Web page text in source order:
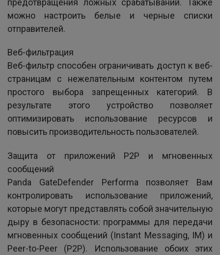
можно настроить белые и черные списки
отправителей.
Веб-фильтрация
Веб-фильтр способен ограничивать доступ к веб-
страницам с нежелательным контентом путем
простого выбора запрещенных категорий. В
результате этого устройство позволяет
оптимизировать использование ресурсов и
повысить производительность пользователей.
Защита от приложений P2P и мгновенных
сообщений
Panda GateDefender Performa позволяет Вам
контролировать использование приложений,
которые могут представлять собой значительную
дыру в безопасности: программы для передачи
мгновенных сообщений (Instant Messaging, IM) и
Peer-to-Peer (P2P). Использование обоих этих